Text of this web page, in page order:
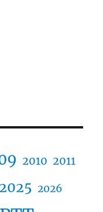
2010 2011
2025 2026